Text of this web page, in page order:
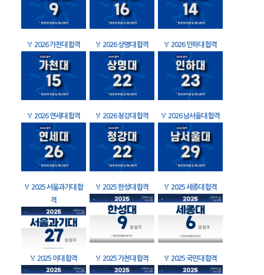
🏅 2026 가천대 합격 🏅 2026 상명대 합격 🏅 2026 인하대 합격
🏅 2026 연세대 합격 🏅 2026 청강대 합격 🏅 2026 남서울대 합격
🏅 2025 서울과기대 합
격
🏅 2025 한성대 합격 🏅 2025 세종대 합격
🏅 2025 이대 합격 🏅 2025 가천대 합격 🏅 2025 국민대 합격